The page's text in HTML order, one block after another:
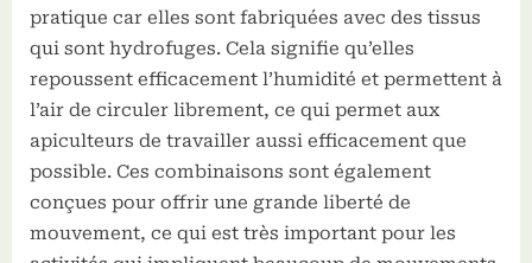
pratique car elles sont fabriquées avec des tissus
qui sont hydrofuges. Cela signifie qu’elles
repoussent efficacement l’humidité et permettent à
l’air de circuler librement, ce qui permet aux
apiculteurs de travailler aussi efficacement que
possible. Ces combinaisons sont également
conçues pour offrir une grande liberté de
mouvement, ce qui est très important pour les